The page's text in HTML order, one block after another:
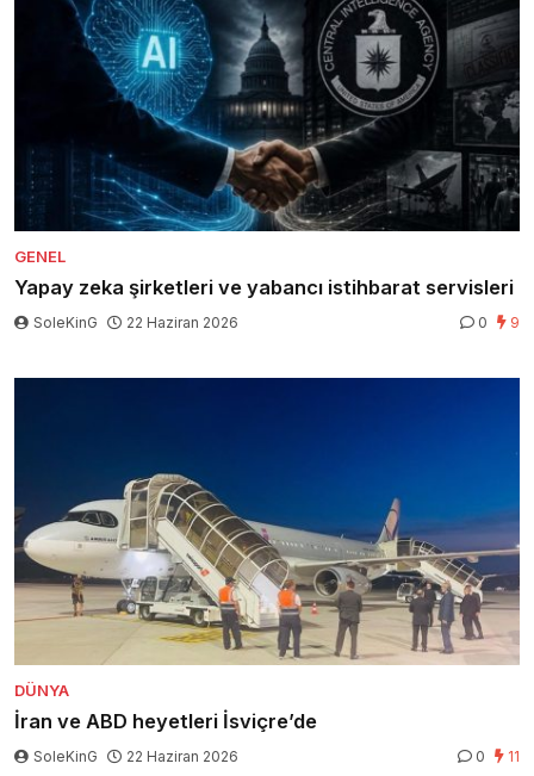
GENEL
Yapay zeka şirketleri ve yabancı istihbarat servisleri
SoleKinG 22 Haziran 2026 0 9
DÜNYA
İran ve ABD heyetleri İsviçre’de
SoleKinG 22 Haziran 2026 0 11